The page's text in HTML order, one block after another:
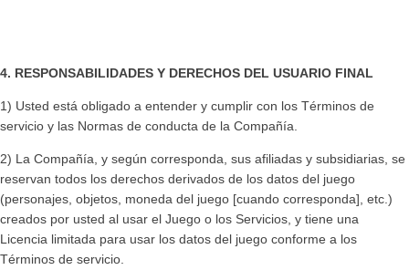
4. RESPONSABILIDADES Y DERECHOS DEL USUARIO FINAL
1) Usted está obligado a entender y cumplir con los Términos de
servicio y las Normas de conducta de la Compañía.
2) La Compañía, y según corresponda, sus afiliadas y subsidiarias, se
reservan todos los derechos derivados de los datos del juego
(personajes, objetos, moneda del juego [cuando corresponda], etc.)
creados por usted al usar el Juego o los Servicios, y tiene una
Licencia limitada para usar los datos del juego conforme a los
Términos de servicio.